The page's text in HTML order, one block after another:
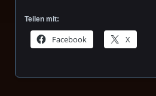
Teilen mit:
Facebook X